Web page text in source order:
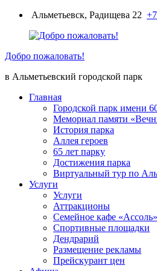
Перейти
содержимому
Альметьевск, Радищева 22
Добро пожаловать!
в Альметьевский городской парк
Главная
Городской парк имени
Мемориал памяти
История парка
Аллея героев
65 лет парку
Достижения парка
Виртуальный тур по
Услуги
Услуги
Аттракционы
Семейное кафе «Ассоль»
Спортивные площадки
Дендрарий
Размещение рекламы
Прейскурант цен